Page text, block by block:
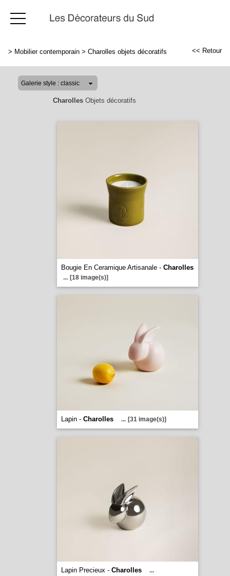
> Mobilier contemporain > Charolles objets décoratifs << Retour
CharollesObjets décoratifs
Bougie En Ceramique Artisanale - Charolles
... [18 image(s)]
Lapin - Charolles ... [31 image(s)]
Lapin Precieux - Charolles
...